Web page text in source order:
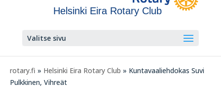
Helsinki Eira Rotary Club
Valitse sivu
rotary.fi » Helsinki Eira Rotary Club » Kuntavaaliehdokas Suvi
Pulkkinen, Vihreät